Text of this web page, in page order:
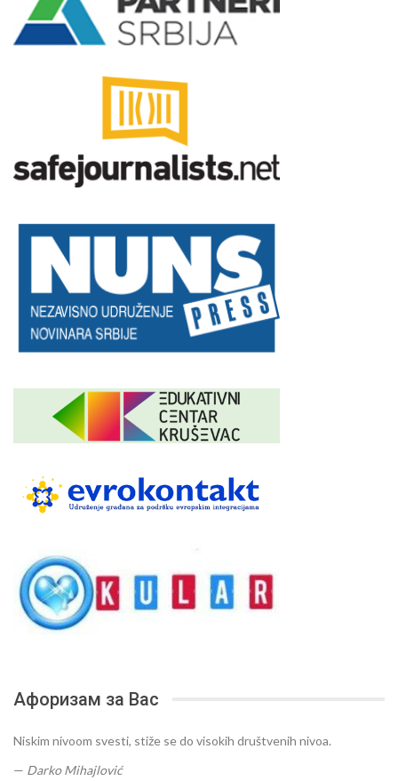
Афоризам за Вас
Niskim nivoom svesti, stiže se do visokih društvenih nivoa.
— Darko Mihajlović